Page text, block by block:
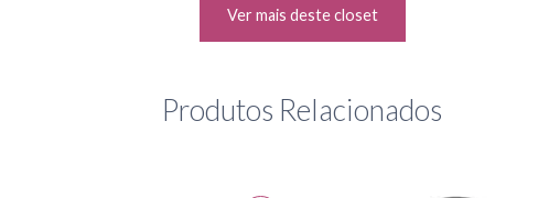
Ver mais deste closet
Produtos Relacionados